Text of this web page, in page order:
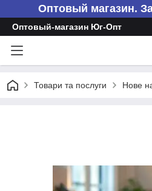
Оптовый магазин.
Оптовый-магазин Юг-Опт
Товари та послуги Нове